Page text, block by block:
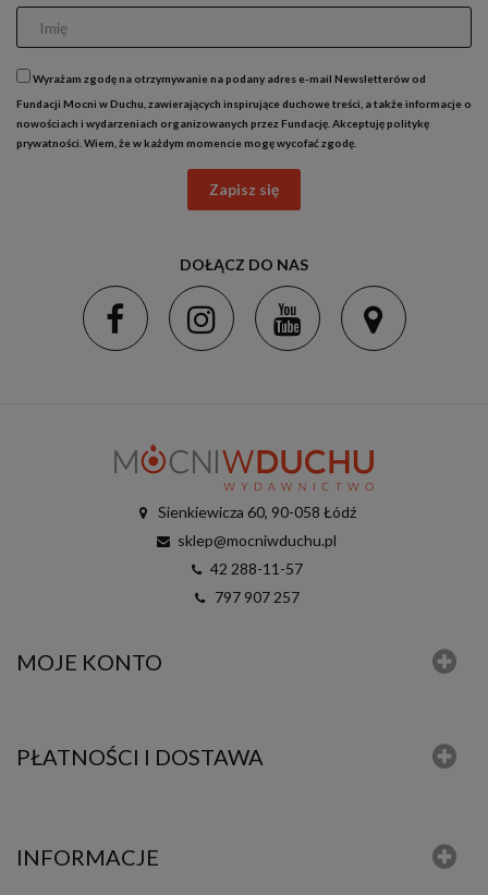
Wyrażam zgodę na otrzymywanie na podany adres e-mail Newsletterów od
Fundacji Mocni w Duchu, zawierających inspirujące duchowe treści, a także informacje o
nowościach i wydarzeniach organizowanych przez Fundację. Akceptujępolitykę
prywatności . Wiem, że w każdym momencie mogę wycofać zgodę.
Zapisz się
DOŁĄCZ DO NAS
Sienkiewicza 60, 90-058 Łódź
sklep@mocniwduchu.pl
42 288-11-57
797 907 257
MOJE KONTO
PŁATNOŚCI I DOSTAWA
INFORMACJE